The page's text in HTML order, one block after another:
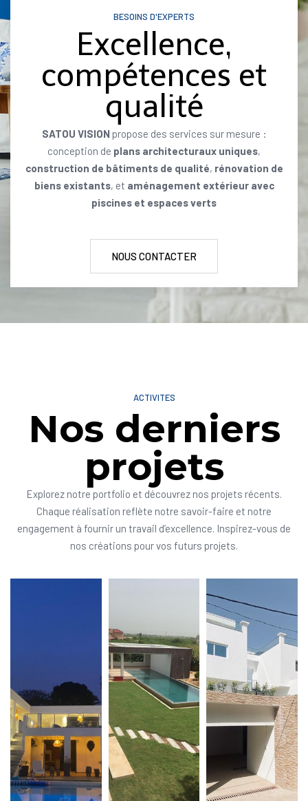
BESOINS D'EXPERTS
Excellence,
compétences et
qualité
SATOU VISION propose des services sur mesure :
conception de plans architecturaux uniques,
construction de bâtiments de qualité, rénovation de
biens existants, et aménagement extérieur avec
piscines et espaces verts
NOUS CONTACTER
ACTIVITES
Nos derniers
projets
Explorez notre portfolio et découvrez nos projets récents.
Chaque réalisation reflète notre savoir-faire et notre
engagement à fournir un travail d’excellence. Inspirez-vous de
nos créations pour vos futurs projets.